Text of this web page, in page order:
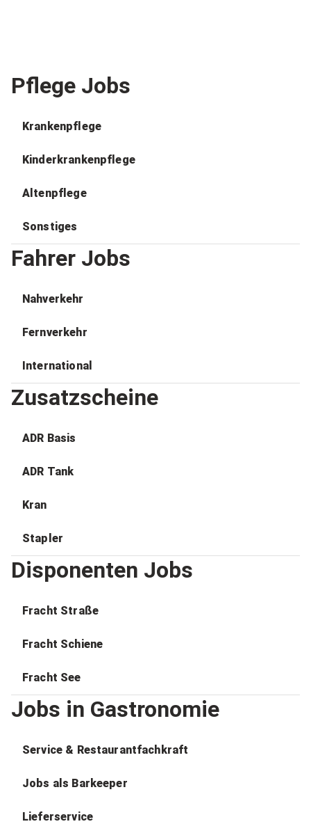
Pflege Jobs
Krankenpflege
Kinderkrankenpflege
Altenpflege
Sonstiges
Fahrer Jobs
Nahverkehr
Fernverkehr
International
Zusatzscheine
ADR Basis
ADR Tank
Kran
Stapler
Disponenten Jobs
Fracht Straße
Fracht Schiene
Fracht See
Jobs in Gastronomie
Service & Restaurantfachkraft
Jobs als Barkeeper
Lieferservice